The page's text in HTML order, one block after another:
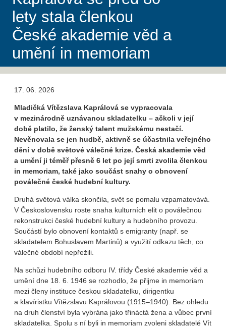
lety stala členkou
České akademie věd a
umění in memoriam
17. 06. 2026
Mladičká Vítězslava Kaprálová se vypracovala
v mezinárodně uznávanou skladatelku – ačkoli v její
době platilo, že ženský talent mužskému nestačí.
Nevěnovala se jen hudbě, aktivně se účastnila veřejného
dění v době světové válečné krize. Česká akademie věd
a umění ji téměř přesně 6 let po její smrti zvolila členkou
in memoriam, také jako součást snahy o obnovení
poválečné české hudební kultury.
Druhá světová válka skončila, svět se pomalu vzpamatovává.
V Československu roste snaha kulturních elit o poválečnou
rekonstrukci české hudební kultury a hudebního provozu.
Součástí bylo obnovení kontaktů s emigranty (např. se
skladatelem Bohuslavem Martinů) a využití odkazu těch, co
válečné období nepřežili.
Na schůzi hudebního odboru IV. třídy České akademie věd a
umění dne 18. 6. 1946 se rozhodlo, že přijme in memoriam
mezi členy instituce českou skladatelku, dirigentku
a klavíristku Vítězslavu Kaprálovou (1915–1940). Bez ohledu
na druh členství byla vybrána jako třináctá žena a vůbec první
skladatelka. Spolu s ní byli in memoriam zvoleni skladatelé Vít